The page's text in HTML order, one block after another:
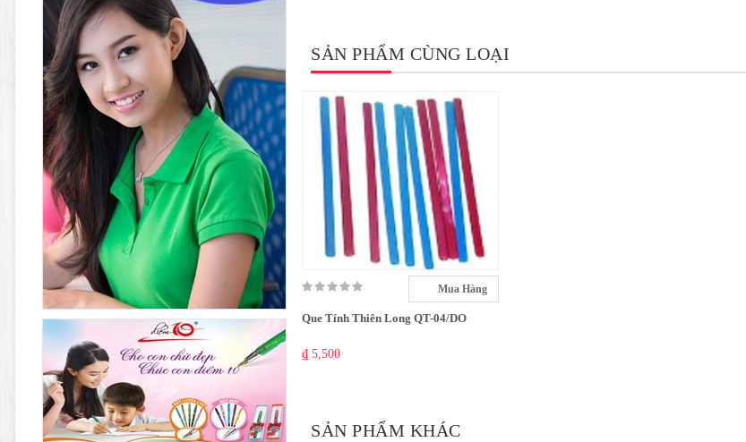
SẢN PHẨM CÙNG LOẠI
Mua Hàng
Que Tính Thiên Long QT-04/DO
₫ 5,500
SẢN PHẨM KHÁC